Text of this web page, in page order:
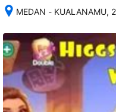
MEDAN -
memesan,
semua
rincian
akomodasi
termasuk
nomor
telepon